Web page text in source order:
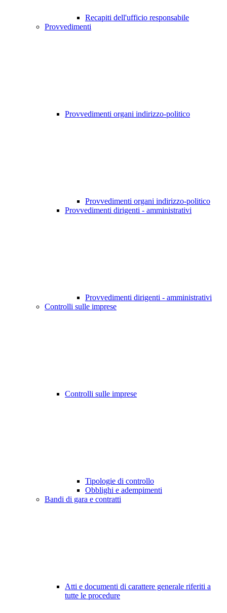
Recapiti dell'ufficio responsabile
Provvedimenti
Provvedimenti organi indirizzo-politico
Provvedimenti organi indirizzo-politico
Provvedimenti dirigenti - amministrativi
Provvedimenti dirigenti - amministrativi
Controlli sulle imprese
Controlli sulle imprese
Tipologie di controllo
Obblighi e adempimenti
Bandi di gara e contratti
Atti e documenti di carattere generale riferiti a
tutte le procedure